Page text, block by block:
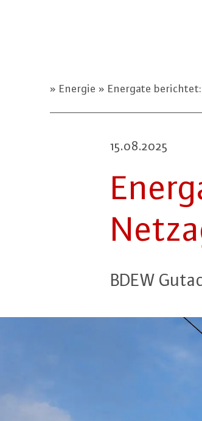
Energie Energate
15.08.2025
BDEW